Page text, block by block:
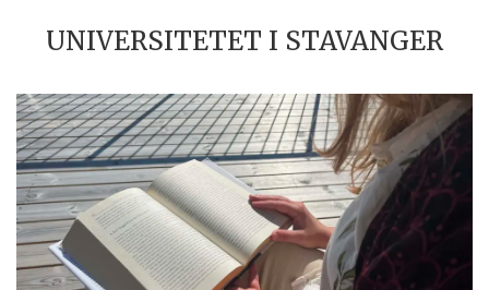
UNIVERSITETET I STAVANGER